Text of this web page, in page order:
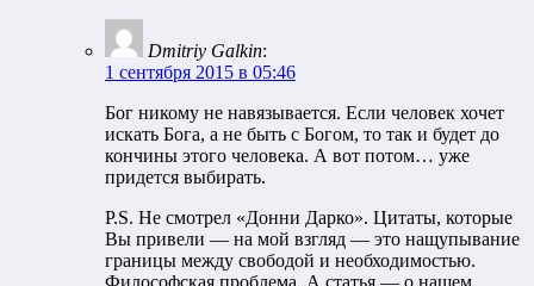
Dmitriy Galkin:
1 сентября 2015 в 05:46
Бог никому не навязывается. Если человек хочет
искать Бога, а не быть с Богом, то так и будет до
кончины этого человека. А вот потом… уже
придется выбирать.
P.S. Не смотрел «Донни Дарко». Цитаты, которые
Вы привели — на мой взгляд — это нащупывание
границы между свободой и необходимостью.
Философская проблема. А статья — о нашем